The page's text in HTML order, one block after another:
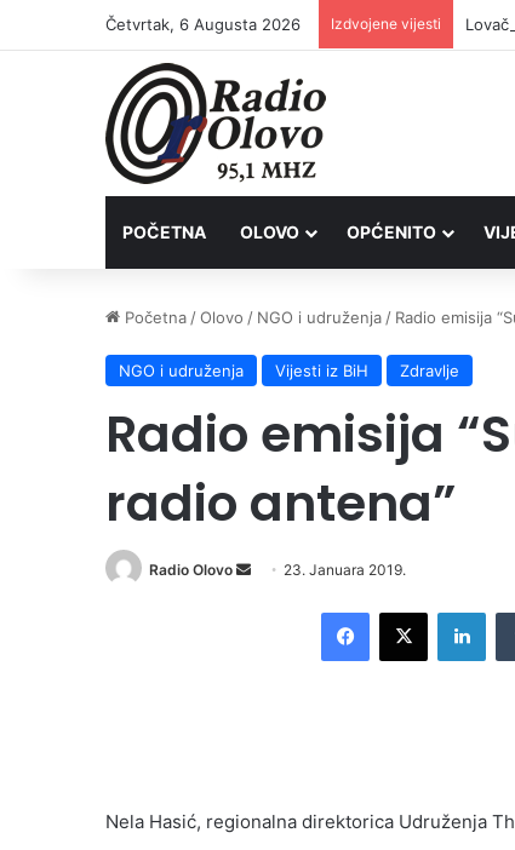
Četvrtak, 6 Augusta 2026 Izdvojene vijesti
POČETNA OLOVO OPĆENITO
Početna /Olovo / NGO i udruženja / Radio emisija
NGO i udruženja Vijesti iz BiH Zdravlje
Radio emisija
radio antena”
Radio Olovo
Send 23. Januara 2019.
Facebook
X
Nela Hasić, regionalna direktorica Udruženja